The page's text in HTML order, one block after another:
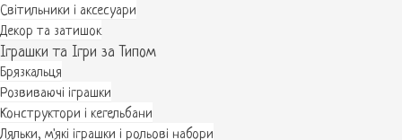
Світильники і аксесуари
Декор та затишок
Іграшки та Ігри за Типом
Брязкальця
Розвиваючі іграшки
Конструктори і кегельбани
Ляльки, м'які іграшки і рольові набори